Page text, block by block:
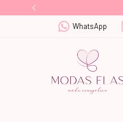
WhatsApp